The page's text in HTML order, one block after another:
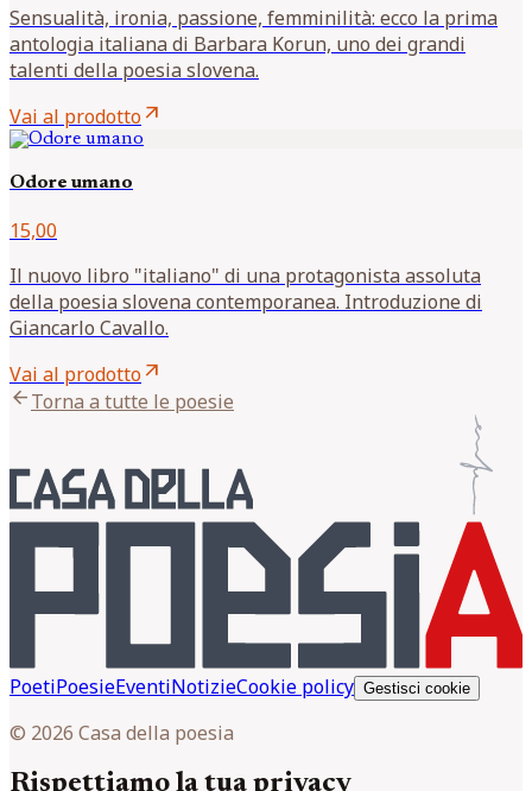
Sensualità, ironia, passione, femminilità: ecco la prima
antologia italiana di Barbara Korun, uno dei grandi
talenti della poesia slovena.
Vai al prodottoarrow_outward
Odore umano
15,00
Il nuovo libro "italiano" di una protagonista assoluta
della poesia slovena contemporanea. Introduzione di
Giancarlo Cavallo.
Vai al prodottoarrow_outward
arrow_backTorna a tutte le poesie
PoetiPoesieEventiNotizieCookie policy Gestisci cookie
© 2026 Casa della poesia
Rispettiamo la tua privacy